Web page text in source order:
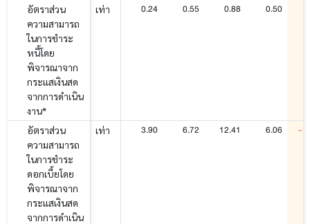
อัตราส่วน
ความสามารถ
ในการชำระ
หนี้โดย
พิจารณาจาก
กระแสเงินสด
จากการดำเนิน
งาน*
เท่า 0.24 0.55 0.88 0.50
อัตราส่วน
ความสามารถ
ในการชำระ
ดอกเบี้ยโดย
พิจารณาจาก
กระแสเงินสด
จากการดำเนิน
เท่า 3.90 6.72 12.41 6.06 -